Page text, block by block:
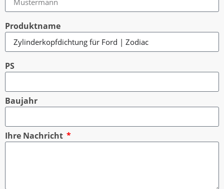
Produktname
PS
Baujahr
Ihre Nachricht